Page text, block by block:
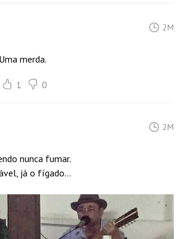
2M
merda.
1 0
2M
nunca fumar.
já o fígado...